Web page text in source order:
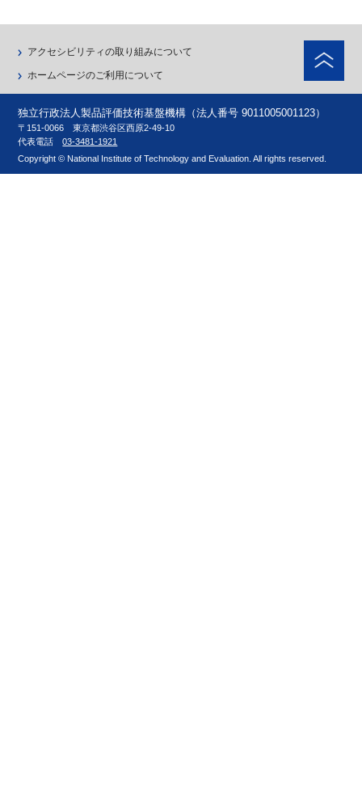
アクセシビリティの取り組みについて
ホームページのご利用について
独立行政法人製品評価技術基盤機構（法人番号 9011005001123）
〒151-0066 東京都渋谷区西原2-49-10
代表電話03-3481-1921
Copyright © National Institute of Technology and Evaluation. All rights reserved.